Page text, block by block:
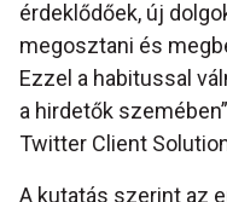
érdeklődőek, új
megosztani és
Ezzel a habitussal
a hirdetők
Twitter Client
A kutatás szerint az